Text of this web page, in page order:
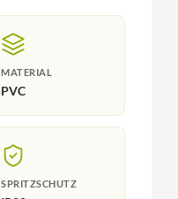
MATERIAL
PVC
SPRITZSCHUTZ